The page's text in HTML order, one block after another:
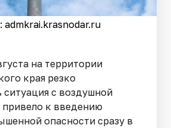
admkrai.krasnodar.ru
на территории
края резко
ситуация с воздушной
привело к введению
опасности сразу в